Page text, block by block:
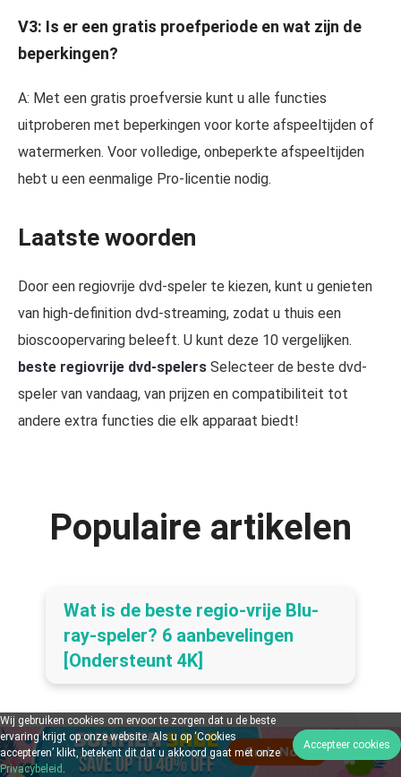
V3: Is er een gratis proefperiode en wat zijn de
beperkingen?
A: Met een gratis proefversie kunt u alle functies
uitproberen met beperkingen voor korte afspeeltijden of
watermerken. Voor volledige, onbeperkte afspeeltijden
hebt u een eenmalige Pro-licentie nodig.
Laatste woorden
Door een regiovrije dvd-speler te kiezen, kunt u genieten
van high-definition dvd-streaming, zodat u thuis een
bioscoopervaring beleeft. U kunt deze 10 vergelijken.
beste regiovrije dvd-spelers Selecteer de beste dvd-
speler van vandaag, van prijzen en compatibiliteit tot
andere extra functies die elk apparaat biedt!
Populaire artikelen
Wat is de beste regio-vrije Blu-
ray-speler? 6 aanbevelingen
[Ondersteunt 4K]
Blu-ray ISO afspelen op pc en
Mac (3 ultieme manieren)
Wij gebruiken cookies om ervoor te zorgen dat u de beste
ervaring krijgt op onze website. Als u op ‘Cookies
accepteren’ klikt, betekent dit dat u akkoord gaat met onze
Privacybeleid
Accepteer cookies